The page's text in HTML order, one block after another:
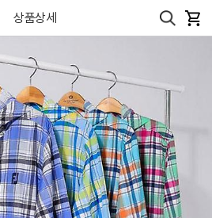
상품상세